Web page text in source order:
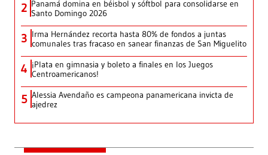
2 Panamá domina en béisbol y sóftbol para consolidarse en
Santo Domingo 2026
3 Irma Hernández recorta hasta 80% de fondos a juntas
comunales tras fracaso en sanear finanzas de San Miguelito
4 ¡Plata en gimnasia y boleto a finales en los Juegos
Centroamericanos!
5 Alessia Avendaño es campeona panamericana invicta de
ajedrez